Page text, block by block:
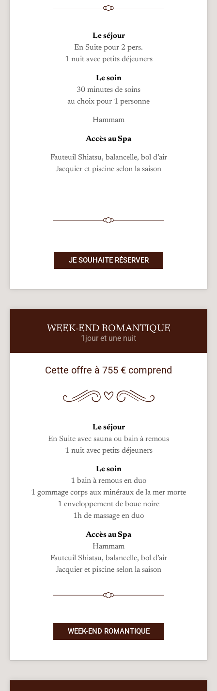
Le séjour
En Suite pour 2 pers.
1 nuit avec petits déjeuners
Le soin
30 minutes de soins
au choix pour 1 personne
Hammam
Accès au Spa
Fauteuil Shiatsu, balancelle, bol d’air
Jacquier et piscine selon la saison
JE SOUHAITE RÉSERVER
WEEK-END ROMANTIQUE
1jour et une nuit
Cette offre à 755 € comprend
Le séjour
En Suite avec sauna ou bain à remous
1 nuit avec petits déjeuners
Le soin
1 bain à remous en duo
1 gommage corps aux minéraux de la mer morte
1 enveloppement de boue noire
1h de massage en duo
Accès au Spa
Hammam
Fauteuil Shiatsu, balancelle, bol d’air
Jacquier et piscine selon la saison
WEEK-END ROMANTIQUE